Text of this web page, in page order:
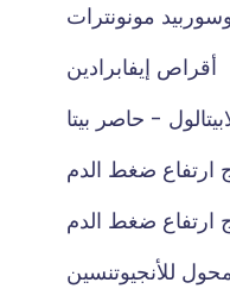
مونونترات
أقراص إيفابرادين
- حاصر بيتا
ارتفاع ضغط الدم
ارتفاع ضغط الدم
للأنجيوتنسين